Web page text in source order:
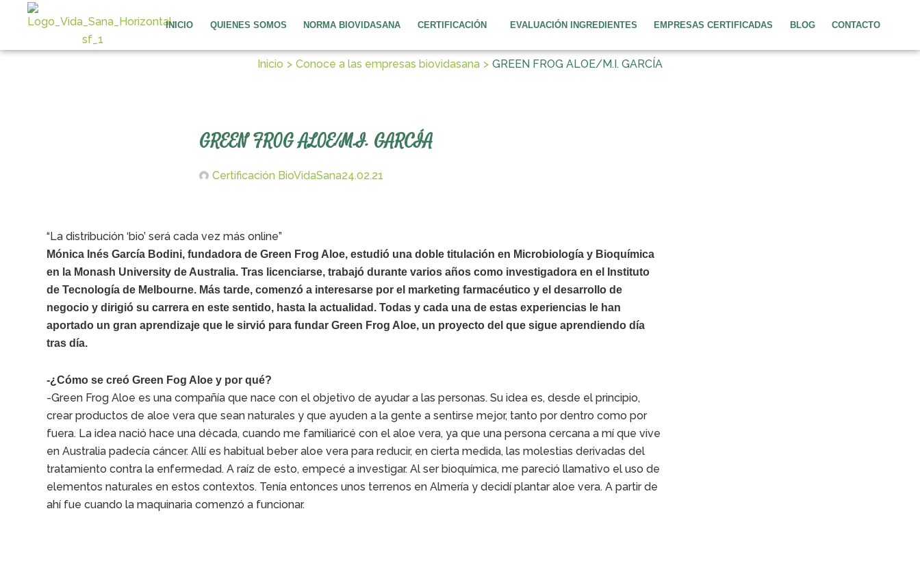
INICIO QUIENES SOMOS NORMA BIOVIDASANA CERTIFICACIÓN EVALUACIÓN INGREDIENTES EMPRESAS CERTIFICADAS BLOG CONTACTO
Inicio Conoce a las empresas biovidasana GREEN FROG ALOE/M.I. GARCÍA
GREEN FROG ALOE/M.I. GARCÍA
Certificación BioVidaSana24.02.21
“La distribución ‘bio’ será cada vez más online”
Mónica Inés García Bodini, fundadora de Green Frog Aloe, estudió una doble titulación en Microbiología y Bioquímica
en la Monash University de Australia. Tras licenciarse, trabajó durante varios años como investigadora en el Instituto
de Tecnología de Melbourne. Más tarde, comenzó a interesarse por el marketing farmacéutico y el desarrollo de
negocio y dirigió su carrera en este sentido, hasta la actualidad. Todas y cada una de estas experiencias le han
aportado un gran aprendizaje que le sirvió para fundar Green Frog Aloe, un proyecto del que sigue aprendiendo día
tras día.
-¿Cómo se creó Green Fog Aloe y por qué?
-Green Frog Aloe es una compañía que nace con el objetivo de ayudar a las personas. Su idea es, desde el principio,
crear productos de aloe vera que sean naturales y que ayuden a la gente a sentirse mejor, tanto por dentro como por
fuera. La idea nació hace una década, cuando me familiaricé con el aloe vera, ya que una persona cercana a mí que vive
en Australia padecía cáncer. Allí es habitual beber aloe vera para reducir, en cierta medida, las molestias derivadas del
tratamiento contra la enfermedad. A raíz de esto, empecé a investigar. Al ser bioquímica, me pareció llamativo el uso de
elementos naturales en estos contextos. Tenía entonces unos terrenos en Almería y decidí plantar aloe vera. A partir de
ahí fue cuando la maquinaria comenzó a funcionar.